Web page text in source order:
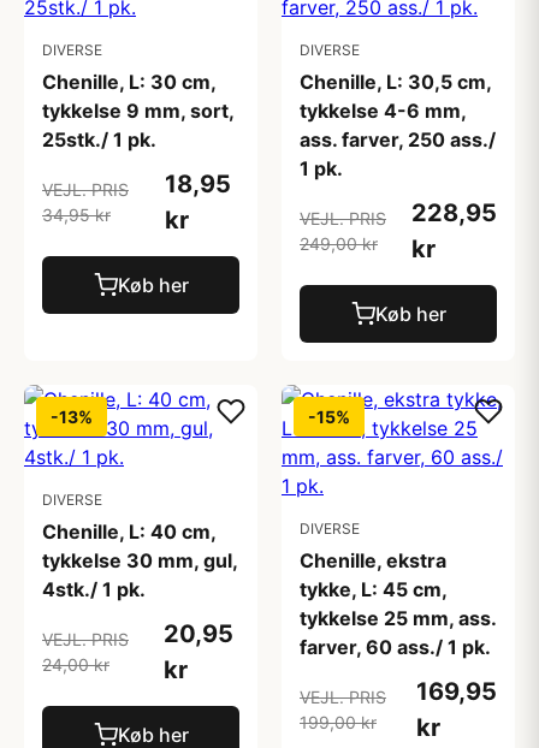
DIVERSE
Chenille, L: 30 cm,
tykkelse 9 mm, sort,
25stk./ 1 pk.
VEJL. PRIS
34,95 kr
18,95
kr
Køb her
DIVERSE
Chenille, L: 30,5 cm,
tykkelse 4-6 mm,
ass. farver, 250 ass./
1 pk.
VEJL. PRIS
249,00 kr
228,95
kr
Køb her
-13%
DIVERSE
Chenille, L: 40 cm,
tykkelse 30 mm, gul,
4stk./ 1 pk.
VEJL. PRIS
24,00 kr
20,95
kr
Køb her
-15%
DIVERSE
Chenille, ekstra
tykke, L: 45 cm,
tykkelse 25 mm, ass.
farver, 60 ass./ 1 pk.
VEJL. PRIS
199,00 kr
169,95
kr